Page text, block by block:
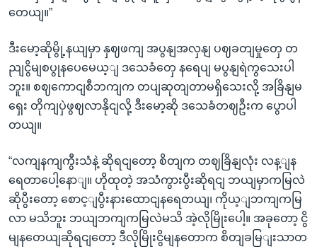
တေယျ။”
ဒီးမော့ဆိုမွို့နယျမှာ နှဈဖကျ အပွနျအလှနျ ပဈခတျမှုတှေ တ
ညျငွိမျစပွုနပေမေယ့ျ ဒသေခံတှေ နရေပျ မပွနျရဲကွသေးပါ
ဘူး။ စဈကောငျစီဘကျက တပျဆုတျတာမရှိသေးလို့ အခြိနျမ
ရှေး တိုကျပှဲဖွဈလာနိုငျလို့ ဒီးမော့ဆို ဒသေခံတဈဦးက ပွောပါ
တယျ။
“လကျနကျကွီးသံနဲ့ ဆိုရငျတော့ စိတျက တဈခြိနျလုံး လန့ျန
ရေတာပေါ့နောျ။ ဟိုထုတဲ့ အသံကွားပွီးဆိုရငျ ဘယျမှာကမြလဲ
ဆိုပွီးတော့ စောင့ျပွီးနားထောငျနရေတယျ၊ ကိုယ့ျဘကျကမြ
လာ မသိဘူး ဘယျဘကျကမြလဲမသိ အဲ့လိုမြိုးပေါ့။ အခုတော့ ငွိ
မျနတေယျဆိုရငျတော့ ဒီလိုမြိုးငွိမျနတောက စိတျခမြျးသာတ